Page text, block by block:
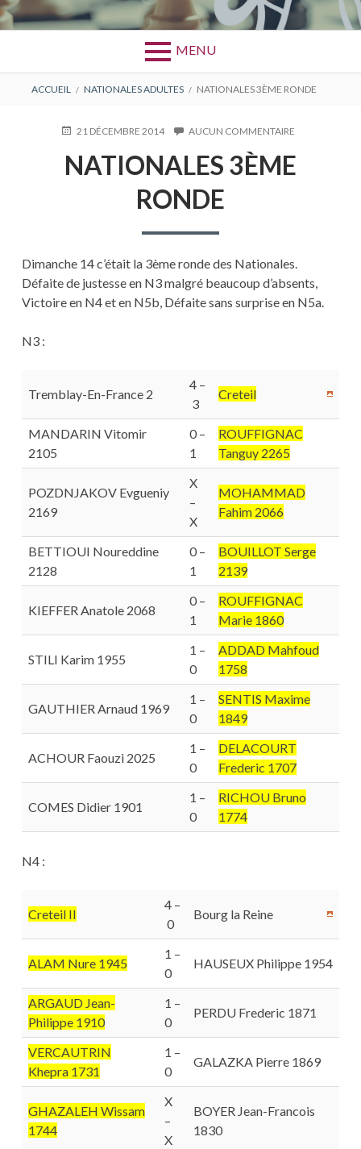
MENU
FIL
D'ARIANE
ACCUEIL NATIONALES ADULTES NATIONALES 3ÈME RONDE
PUBLIÉ21 DÉCEMBRE 2014 AUCUN COMMENTAIRE
3ÈME
RONDE
NATIONALES 3ÈME
RONDE
Dimanche 14 c’était la 3ème ronde des Nationales.
Défaite de justesse en N3 malgré beaucoup d’absents,
Victoire en N4 et en N5b, Défaite sans surprise en N5a.
N3 :
Tremblay-En-France 2
4 –
3
Creteil
MANDARIN Vitomir
2105
0 –
1
ROUFFIGNAC
Tanguy 2265
POZDNJAKOV Evgueniy
2169
X
–
X
MOHAMMAD
Fahim 2066
BETTIOUI Noureddine
2128
0 –
1
BOUILLOT Serge
2139
KIEFFER Anatole 2068
0 –
1
ROUFFIGNAC
Marie 1860
STILI Karim 1955
1 –
0
ADDAD Mahfoud
1758
GAUTHIER Arnaud 1969
1 –
0
SENTIS Maxime
1849
ACHOUR Faouzi 2025
1 –
0
DELACOURT
Frederic 1707
COMES Didier 1901
1 –
0
RICHOU Bruno
1774
N4 :
Creteil II
4 –
0
Bourg la Reine
ALAM Nure 1945
1 –
0
HAUSEUX Philippe 1954
ARGAUD Jean-
Philippe 1910
1 –
0
PERDU Frederic 1871
VERCAUTRIN
Khepra 1731
1 –
0
GALAZKA Pierre 1869
GHAZALEH Wissam
1744
X
–
X
BOYER Jean-Francois
1830